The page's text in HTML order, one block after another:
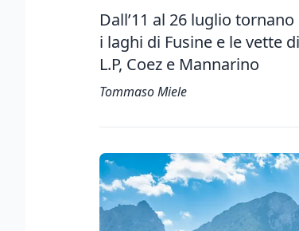
Dall’11 al 26 luglio
i laghi di Fusine e le vette
L.P, Coez e Mannarino
Tommaso Miele